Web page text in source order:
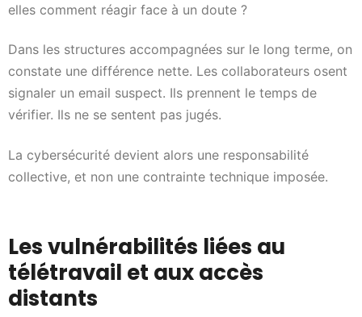
elles comment réagir face à un doute ?
Dans les structures accompagnées sur le long terme, on
constate une différence nette. Les collaborateurs osent
signaler un email suspect. Ils prennent le temps de
vérifier. Ils ne se sentent pas jugés.
La cybersécurité devient alors une responsabilité
collective, et non une contrainte technique imposée.
Les vulnérabilités liées au
télétravail et aux accès
distants